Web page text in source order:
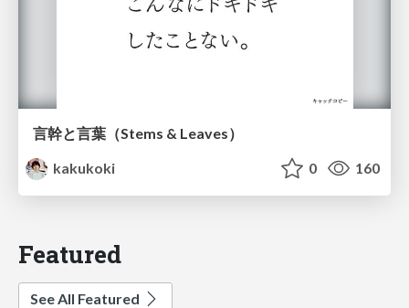
言幹と言葉（Stems & Leaves）
kakukoki
0 160
Featured
See All Featured